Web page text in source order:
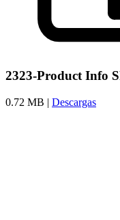
2323-Product Info
0.72 MB | Descargas